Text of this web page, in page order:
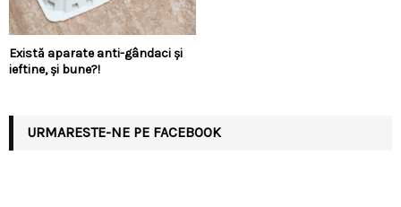
Există aparate anti-gândaci și
ieftine, și bune?!
URMARESTE-NE PE FACEBOOK